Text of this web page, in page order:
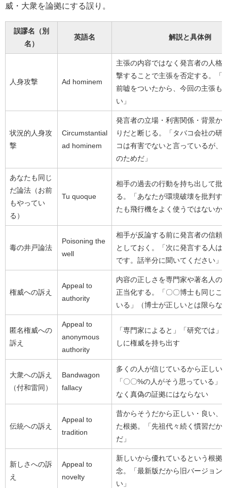
威・大衆を論拠にする誤り。
誤謬名（別
名）
英語名 解説と具体例
人身攻撃 Ad hominem
主張の内容ではなく発言者の人格
撃することで主張を否定する。「
前嘘をついたから、今回の主張も
い」
状況的人身攻
撃
Circumstantial
ad hominem
発言者の立場・利害関係・背景か
りだと断じる。「タバコ会社の研
コは有害でないと言っているが、
のためだ」
あなたも同じ
だ論法（お前
もやってい
る）
Tu quoque
相手の過去の行動を持ち出して批
る。「あなたが環境破壊を批判す
たも飛行機をよく使うではないか
毒の井戸論法
Poisoning the
well
相手が反論する前に発言者の信頼
としておく。「次に発言する人は
です。話半分に聞いてください」
権威への訴え
Appeal to
authority
内容の正しさを専門家や著名人の
正当化する。「〇〇博士も同じこ
いる」（博士が正しいとは限らな
匿名権威への
訴え
Appeal to
anonymous
authority
「専門家によると」「研究では」
しに権威を持ち出す
大衆への訴え
（付和雷同）
Bandwagon
fallacy
多くの人が信じているから正しい
「〇〇%の人がそう思っている」
なく真偽の証拠にはならない
伝統への訴え
Appeal to
tradition
昔からそうだから正しい・良い、
た根拠。「先祖代々続く慣習だか
だ」
新しさへの訴
え
Appeal to
novelty
新しいから優れているという根拠
念。「最新版だから旧バージョン
い」